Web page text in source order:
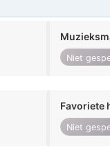
Niet
Favoriete
Niet